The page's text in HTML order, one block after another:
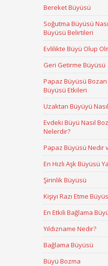
Bereket Büyüsü
Soğutma Büyüsü
Büyüsü Belirtileri
Evlilikte Büyü Olup
Geri Getirme Büyüsü
Papaz Büyüsü
Büyüsü Etkileri
Uzaktan Büyüyü
Evdeki Büyü Nasıl
Nelerdir?
Papaz Büyüsü Nedir
En Hızlı Aşk Büyüsü
Şirinlik Büyüsü
Kişiyi Razı Etme
En Etkili Bağlama
Yıldızname Nedir?
Bağlama Büyüsü
Büyü Bozma